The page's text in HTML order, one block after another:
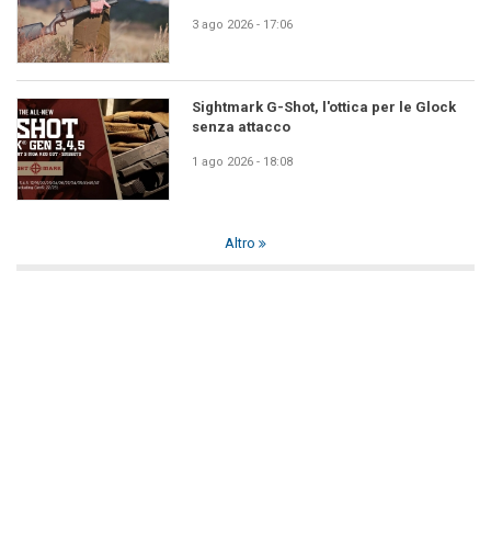
3 ago 2026 - 17:06
Sightmark G-Shot, l'ottica per le Glock
senza attacco
1 ago 2026 - 18:08
Altro